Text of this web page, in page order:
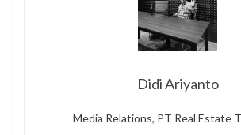
Didi Ariyanto
Media Relations, PT Real Estate